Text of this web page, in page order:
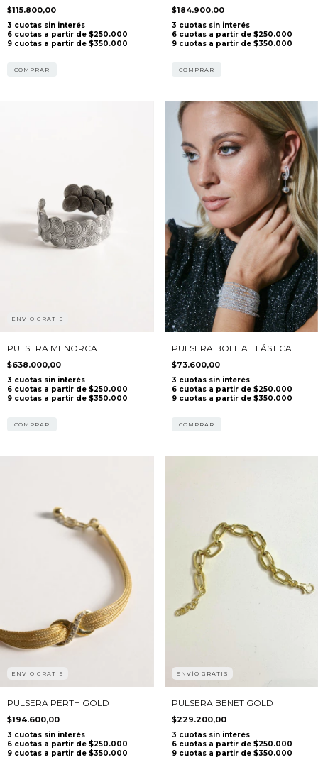
$115.800,00
COMPRAR
$184.900,00
COMPRAR
ENVÍO GRATIS
PULSERA MENORCA
$638.000,00
COMPRAR
PULSERA BOLITA ELÁSTICA
$73.600,00
COMPRAR
ENVÍO GRATIS
PULSERA PERTH GOLD
$194.600,00
ENVÍO GRATIS
PULSERA BENET GOLD
$229.200,00